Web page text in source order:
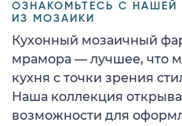
ОЗНАКОМЬТЕСЬ С НАШЕЙ
ИЗ МОЗАИКИ
Кухонный мозаичный
мрамора — лучшее, что
кухня с точки зрения
Наша коллекция
возможности для